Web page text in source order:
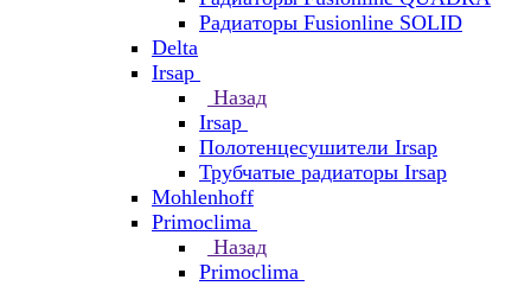
Радиаторы Fusionline SOLID
Delta
Irsap
Назад
Irsap
Полотенцесушители Irsap
Трубчатые радиаторы Irsap
Mohlenhoff
Primoclima
Назад
Primoclima